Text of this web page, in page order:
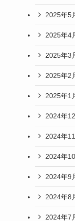
2025年5
2025年4
2025年3
2025年2
2025年1
2024年
2024年
2024年
2024年9
2024年8
2024年7